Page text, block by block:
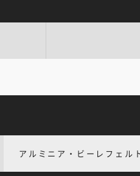
アルミニア・ビーレフェル